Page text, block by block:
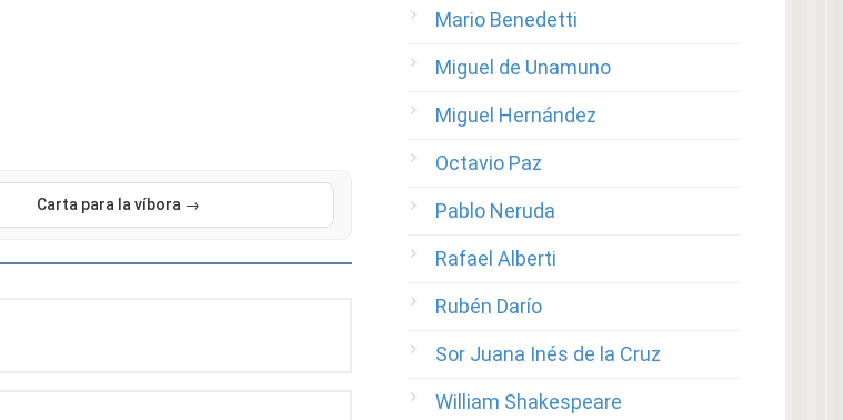
Carta para la víbora →
Mario Benedetti
Miguel de Unamuno
Miguel Hernández
Octavio Paz
Pablo Neruda
Rafael Alberti
Rubén Darío
Sor Juana Inés de la Cruz
William Shakespeare